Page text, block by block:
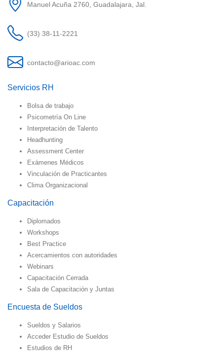
Manuel Acuña 2760, Guadalajara, Jal.
(33) 38-11-2221
contacto@arioac.com
Servicios RH
Bolsa de trabajo
Psicometría On Line
Interpretación de Talento
Headhunting
Assessment Center
Exámenes Médicos
Vinculación de Practicantes
Clima Organizacional
Capacitación
Diplomados
Workshops
Best Practice
Acercamientos con autoridades
Webinars
Capacitación Cerrada
Sala de Capacitación y Juntas
Encuesta de Sueldos
Sueldos y Salarios
Acceder Estudio de Sueldos
Estudios de RH